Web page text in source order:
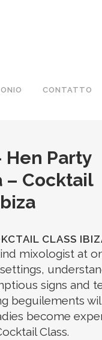
CONTATTO
Hen Party
– Cocktail
CLASS
mixologist at
signs and
beguilements
become
Class.